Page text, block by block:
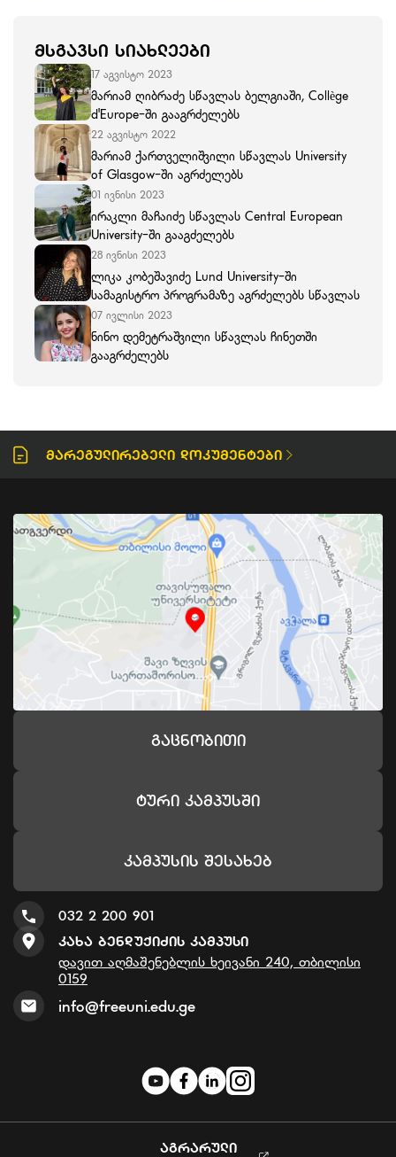
ᲛᲡᲒᲐᲕᲡᲘ ᲡᲘᲐᲮᲚᲔᲔᲑᲘ
17 აგვისტო 2023
მარიამ ღიბრაძე სწავლას ბელგიაში, Collège
d'Europe-ში გააგრძელებს
22 აგვისტო 2022
მარიამ ქართველიშვილი სწავლას University
of Glasgow-ში აგრძელებს
01 ივნისი 2023
ირაკლი მაჩაიძე სწავლას Central European
University-ში გააგძელებს
28 ივნისი 2023
ლიკა კობეშავიძე Lund University-ში
სამაგისტრო პროგრამაზე აგრძელებს სწავლას
07 ივლისი 2023
ნინო დემეტრაშვილი სწავლას ჩინეთში
გააგრძელებს
Მარეგულირებელი Დოკუმენტები
Გაცნობითი
Ტური Კამპუსში
Კამპუსის Შესახებ
032 2 200 901
Კახა Ბენდუქიძის Კამპუსი
დავით აღმაშენებლის ხეივანი 240, თბილისი
0159
info@freeuni.edu.ge
ᲐᲒᲠᲐᲠᲣᲚᲘ